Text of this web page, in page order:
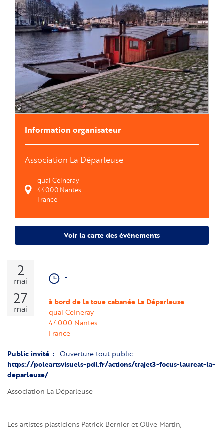
©
Information organisateur
Association La Déparleuse
quai Ceineray
44000 Nantes
France
Voir la carte des événements
2
mai
27
mai
-
à bord de la toue cabanée La Déparleuse
quai Ceineray
44000 Nantes
France
Public invité Ouverture tout public
https://poleartsvisuels-pdl.fr/actions/trajet3-focus-laureat-la-
deparleuse/
Association La Déparleuse
Les artistes plasticiens Patrick Bernier et Olive Martin,